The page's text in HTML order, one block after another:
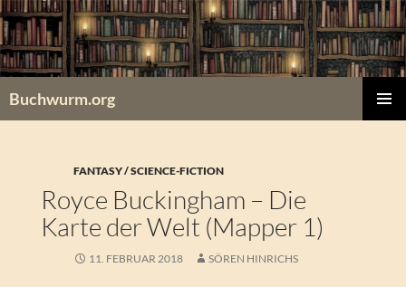
Zum
Inhalt
springen
Buchwurm.org
FANTASY / SCIENCE-FICTION
Royce Buckingham – Die
Karte der Welt (Mapper 1)
11. FEBRUAR 2018 SÖREN HINRICHS